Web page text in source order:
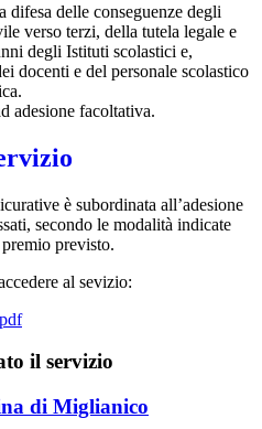
difesa delle conseguenze degli
verso terzi, della tutela legale e
degli Istituti scolastici e,
docenti e del personale scolastico
adesione facoltativa.
è subordinata all’adesione
secondo le modalità indicate
previsto.
al sevizio:
il servizio
di Miglianico